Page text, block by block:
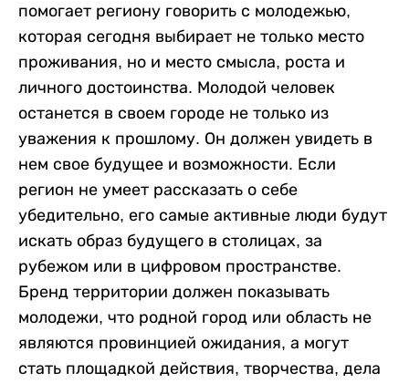
помогает региону говорить с молодежью,
которая сегодня выбирает не только место
проживания, но и место смысла, роста и
личного достоинства. Молодой человек
останется в своем городе не только из
уважения к прошлому. Он должен увидеть в
нем свое будущее и возможности. Если
регион не умеет рассказать о себе
убедительно, его самые активные люди будут
искать образ будущего в столицах, за
рубежом или в цифровом пространстве.
Бренд территории должен показывать
молодежи, что родной город или область не
являются провинцией ожидания, а могут
стать площадкой действия, творчества, дела